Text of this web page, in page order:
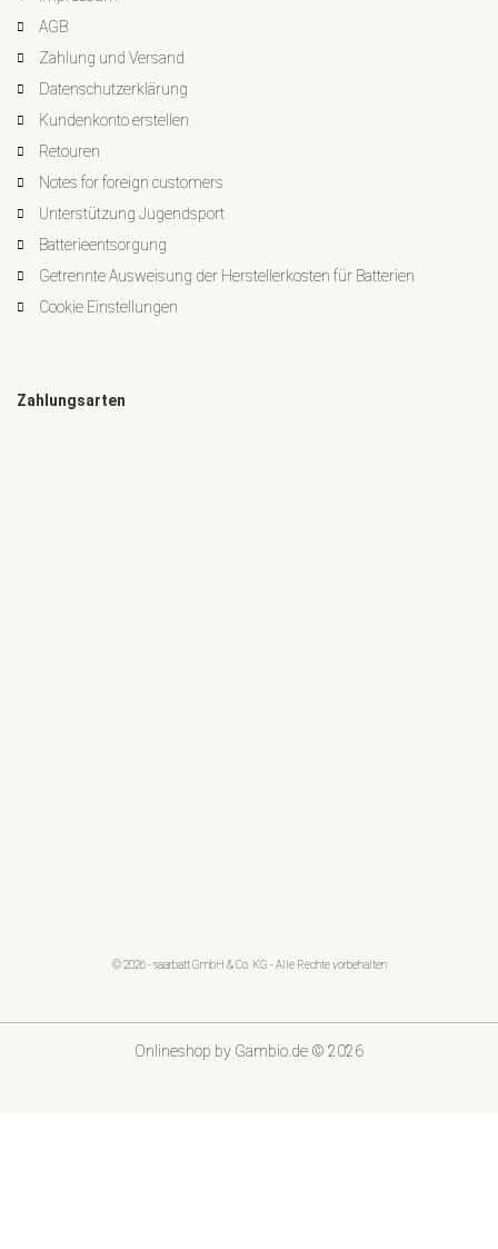
AGB
Zahlung und Versand
Datenschutzerklärung
Kundenkonto erstellen
Retouren
Notes for foreign customers
Unterstützung Jugendsport
Batterieentsorgung
Getrennte Ausweisung der Herstellerkosten für Batterien
Cookie Einstellungen
Zahlungsarten
© 2026 - saarbatt GmbH & Co. KG - Alle Rechte vorbehalten
Onlineshop by Gambio.de © 2026